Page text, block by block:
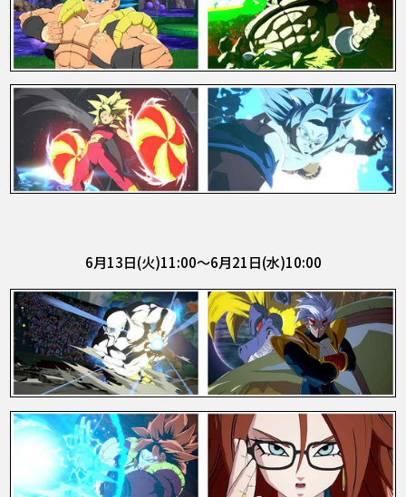
6月13日(火)11:00～6月21日(水)10:00